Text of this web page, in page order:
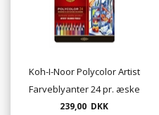
Koh-I-Noor Polycolor Artist
Farveblyanter 24 pr. æske
239,00 DKK